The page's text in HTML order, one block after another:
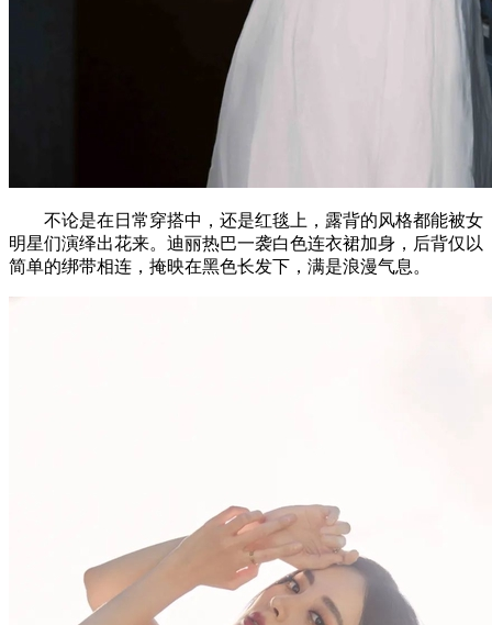
不论是在日常穿搭中，还是红毯上，露背的风格都能被女
明星们演绎出花来。迪丽热巴一袭白色连衣裙加身，后背仅以
简单的绑带相连，掩映在黑色长发下，满是浪漫气息。